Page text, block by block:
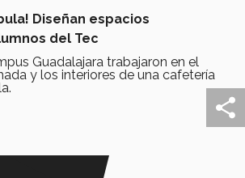
Diseñan espacios
del Tec
Guadalajara trabajaron en el
y los interiores de una cafetería